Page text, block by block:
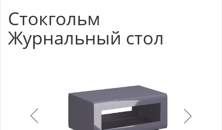
Стокгольм
Журнальный стол